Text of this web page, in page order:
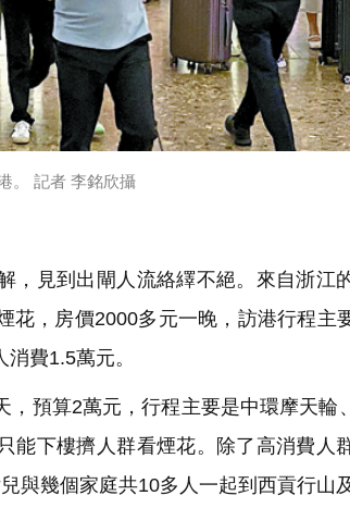
。 記者 李銘欣攝
見到出閘人流絡繹不絕。來自浙江
，房價2000多元一晚，訪港行程主
費1.5萬元。
預算2萬元，行程主要是中環摩天輪
能下樓擠人群看煙花。除了高消費人
與幾個家庭共10多人一起到西貢行山